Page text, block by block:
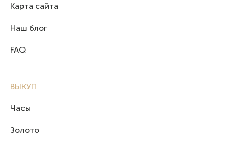
Карта сайта
Наш блог
FAQ
ВЫКУП
Часы
Золото